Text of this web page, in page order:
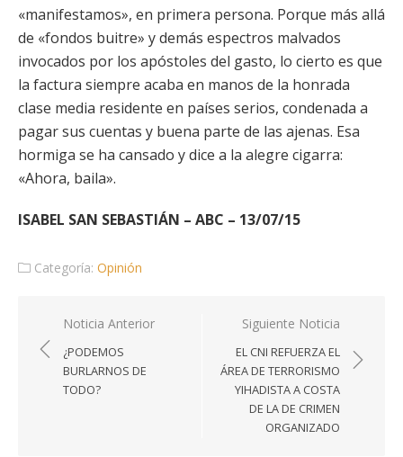
«manifestamos», en primera persona. Porque más allá
de «fondos buitre» y demás espectros malvados
invocados por los apóstoles del gasto, lo cierto es que
la factura siempre acaba en manos de la honrada
clase media residente en países serios, condenada a
pagar sus cuentas y buena parte de las ajenas. Esa
hormiga se ha cansado y dice a la alegre cigarra:
«Ahora, baila».
ISABEL SAN SEBASTIÁN – ABC – 13/07/15
Categoría: Opinión
Navegación
de
entradas
Noticia Anterior
¿PODEMOS
BURLARNOS DE
TODO?
Siguiente Noticia
EL CNI REFUERZA EL
ÁREA DE TERRORISMO
YIHADISTA A COSTA
DE LA DE CRIMEN
ORGANIZADO